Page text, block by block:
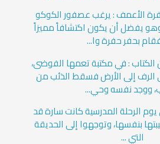
الأعمف : يرغب عصفور الكوكو
يفضل أن يكون اكتشافاً مميزاً
بحفر حفرة وا...
: في مكتبة تعمها الفوضى،
إلى الأرض فسقط الذئب من
ووجد نفسه وحي...
الرحلة المدرسية كانت سارة قد
بنفسها، وتوجهوا إلى الحديقة
التي ...